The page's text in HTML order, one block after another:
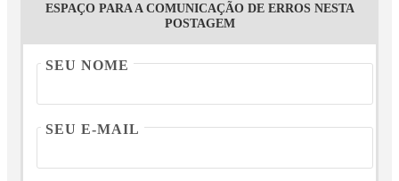
ESPAÇO PARA A COMUNICAÇÃO DE ERROS NESTA
POSTAGEM
SEU NOME
SEU E-MAIL